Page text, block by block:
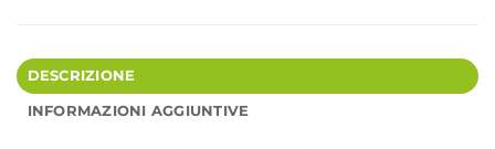
DESCRIZIONE
INFORMAZIONI AGGIUNTIVE